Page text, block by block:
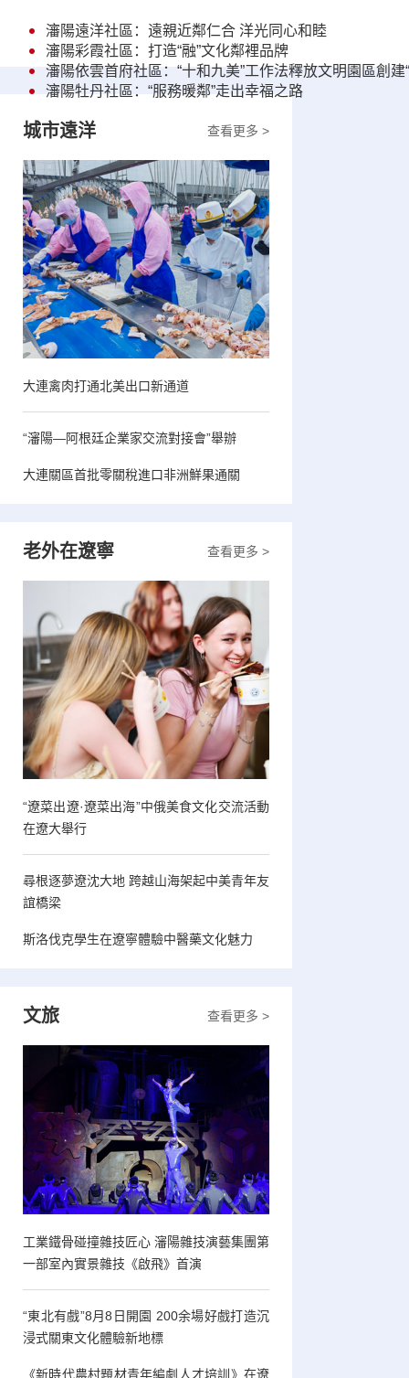
瀋陽遠洋社區：遠親近鄰仁合 洋光同心和睦
瀋陽彩霞社區：打造“融”文化鄰裡品牌
瀋陽依雲首府社區：“十和九美”工作法釋放文明園區創建
瀋陽牡丹社區：“服務暖鄰”走出幸福之路
查看更多 >
城市遠洋
大連禽肉打通北美出口新通道
“瀋陽—阿根廷企業家交流對接會”舉辦
大連關區首批零關稅進口非洲鮮果通關
查看更多 >
老外在遼寧
“遼菜出遼·遼菜出海”中俄美食文化交流活動
在遼大舉行
尋根逐夢遼沈大地 跨越山海架起中美青年友
誼橋梁
斯洛伐克學生在遼寧體驗中醫藥文化魅力
查看更多 >
文旅
工業鐵骨碰撞雜技匠心 瀋陽雜技演藝集團第
一部室內實景雜技《啟飛》首演
“東北有戲”8月8日開園 200余場好戲打造沉
浸式關東文化體驗新地標
《新時代農村題材青年編劇人才培訓》在遼